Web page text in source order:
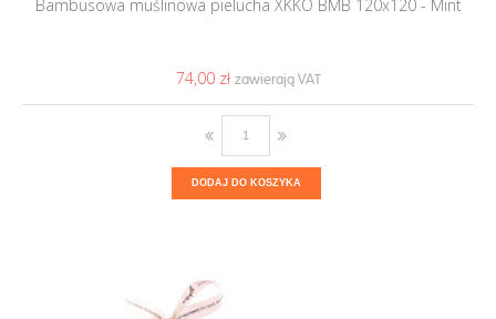
Bambusowa muślinowa pielucha XKKO BMB 120x120 - Mint
74,00 ‎zł
DODAJ DO KOSZYKA